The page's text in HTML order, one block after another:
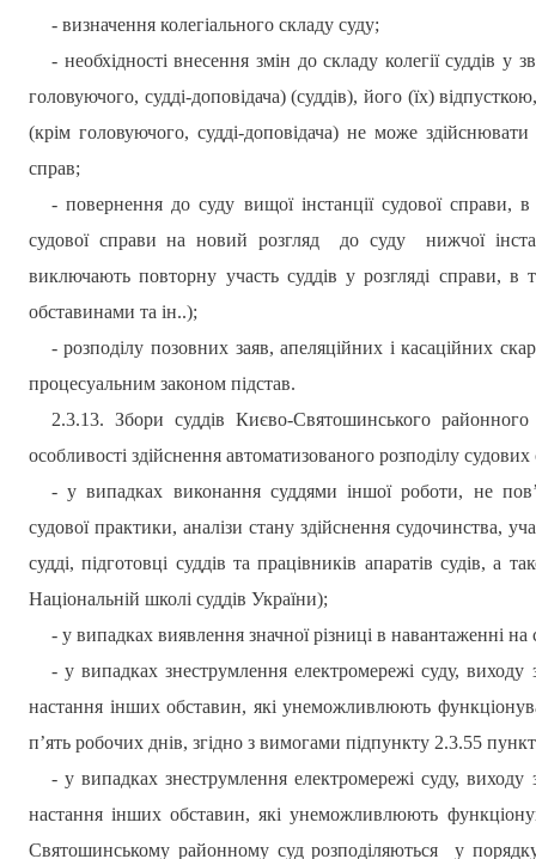
- визначення колегіального складу суду;
- необхідності внесення змін до складу колегії суддів у
головуючого, судді-доповідача) (суддів), його (їх)
(крім головуючого, судді-доповідача) не може
справ;
-повернення до суду вищої інстанції судової справи,
судової справи на новий розгляд
до суду
нижчої
виключають повторну участь суддів у розгляді справи, в
обставинами та ін..);
- розподілу позовних заяв, апеляційних і касаційних
процесуальним законом підстав.
2.3.13. Збори суддів Києво-Святошинськогорайонного
особливості здійснення автоматизованого розподілу судових
- у випадках виконання суддями іншої роботи, не
судової практики, аналізи стану здійснення судочинства,
судді, підготовці суддів та працівників апаратів судів, а
Національній школі суддів України);
- у випадках виявлення значної різниці в навантаженні на
- у випадках знеструмлення електромережі суду,
настання інших обставин, які унеможливлюють
п’ять робочих днів, згідно з вимогами підпункту 2.3.55
- у випадках знеструмлення електромережі суду,
настання інших обставин, які унеможливлюють
Святошинському районному суд розподіляються
у